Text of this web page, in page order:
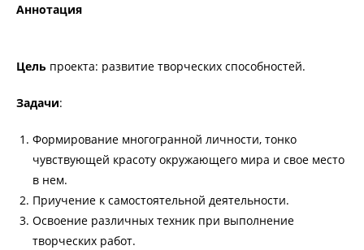
Аннотация
Цель проекта: развитие творческих способностей.
Задачи:
Формирование многогранной личности, тонко
чувствующей красоту окружающего мира и свое место
в нем.
Приучение к самостоятельной деятельности.
Освоение различных техник при выполнение
творческих работ.